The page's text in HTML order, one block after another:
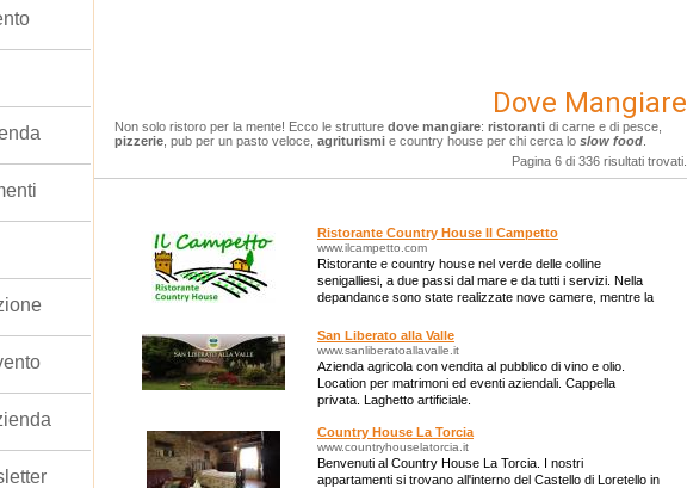
Dove Mangiare
Non solo ristoro per la mente! Ecco le strutture dove mangiare: ristoranti di carne e di pesce,
pizzerie , pub per un pasto veloce, agriturismi e country house per chi cerca lo slow food
Pagina 6 di 336 risultati trovati.
Ristorante Country House Il Campetto
www.ilcampetto.com
Ristorante e country house nel verde delle colline
senigalliesi, a due passi dal mare e da tutti i servizi. Nella
depandance sono state realizzate nove camere, mentre la
San Liberato alla Valle
www.sanliberatoallavalle.it
Azienda agricola con vendita al pubblico di vino e olio.
Location per matrimoni ed eventi aziendali. Cappella
privata. Laghetto artificiale.
Country House La Torcia
www.countryhouselatorcia.it
Benvenuti al Country House La Torcia. I nostri
appartamenti si trovano all'interno del Castello di Loretello in